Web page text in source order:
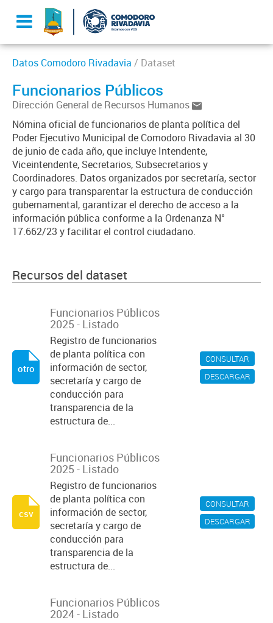
Datos Comodoro Rivadavia / Dataset
Funcionarios Públicos
Dirección General de Recursos Humanos
Nómina oficial de funcionarios de planta política del
Poder Ejecutivo Municipal de Comodoro Rivadavia al 30
de junio de cada año, que incluye Intendente,
Viceintendente, Secretarios, Subsecretarios y
Coordinadores. Datos organizados por secretaría, sector
y cargo para transparentar la estructura de conducción
gubernamental, garantizar el derecho de acceso a la
información pública conforme a la Ordenanza N°
17.662/23 y facilitar el control ciudadano.
Recursos del dataset
CONSULTAR
DESCARGAR
Funcionarios Públicos
2025 - Listado
Registro de funcionarios
de planta política con
información de sector,
secretaría y cargo de
conducción para
transparencia de la
estructura de...
otro
CONSULTAR
DESCARGAR
Funcionarios Públicos
2025 - Listado
Registro de funcionarios
de planta política con
información de sector,
secretaría y cargo de
conducción para
transparencia de la
estructura de...
csv
Funcionarios Públicos
2024 - Listado